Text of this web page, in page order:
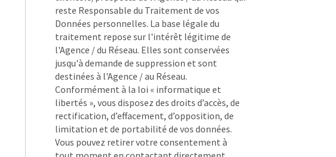
reste Responsable du Traitement de vos
Données personnelles. La base légale du
traitement repose sur l'intérêt légitime de
l'Agence / du Réseau. Elles sont conservées
jusqu'à demande de suppression et sont
destinées à l'Agence / au Réseau.
Conformément à la loi « informatique et
libertés », vous disposez des droits d’accès, de
rectification, d’effacement, d’opposition, de
limitation et de portabilité de vos données.
Vous pouvez retirer votre consentement à